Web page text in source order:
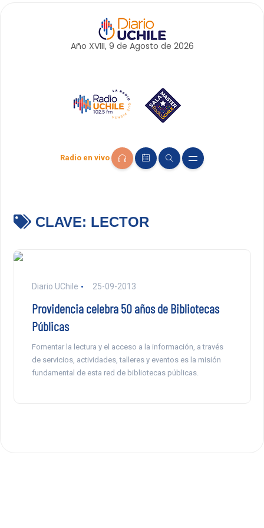
Año XVIII, 9 de Agosto de 2026
Radio en vivo
CLAVE: LECTOR
Diario UChile 25-09-2013
Providencia celebra 50 años de Bibliotecas
Públicas
Fomentar la lectura y el acceso a la información, a través
de servicios, actividades, talleres y eventos es la misión
fundamental de esta red de bibliotecas públicas.